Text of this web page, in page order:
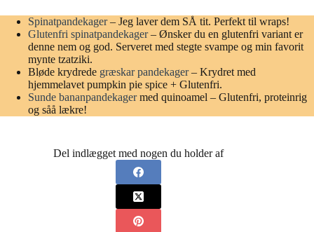
Spinatpandekager– Jeg laver dem SÅ tit. Perfekt til wraps!
Glutenfri spinatpandekager– Ønsker du en glutenfri variant er
denne nem og god. Serveret med stegte svampe og min favorit
mynte tzatziki.
Bløde krydrede græskar pandekager– Krydret med
hjemmelavet pumpkin pie spice + Glutenfri.
Sunde bananpandekagermed quinoamel – Glutenfri, proteinrig
og såå lækre!
Del indlægget med nogen du holder af